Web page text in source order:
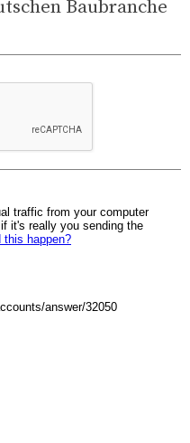
Baubranche